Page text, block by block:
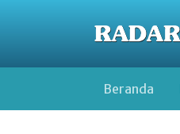
Beranda